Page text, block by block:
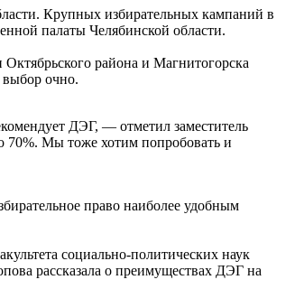
Крупных избирательных кампаний в
палаты Челябинской области.
района и Магнитогорска
выбор очно.
ДЭГ, — отметил заместитель
70%. Мы тоже хотим попробовать и
право наиболее удобным
социально-политических наук
рассказала о преимуществах ДЭГ на